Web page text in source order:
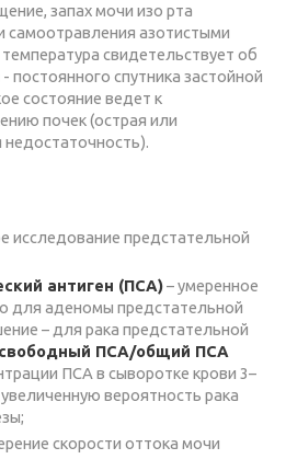
запах мочи изо рта
азотистыми
свидетельствует об
постоянного спутника застойной
состояние ведет к
почек (острая или
недостаточность).
исследование предстательной
антиген (ПСА)– умеренное
для аденомы предстательной
– для рака предстательной
свободный ПСА/общий ПСА
ПСА в сыворотке крови 3–
вероятность рака
скорости оттока мочи